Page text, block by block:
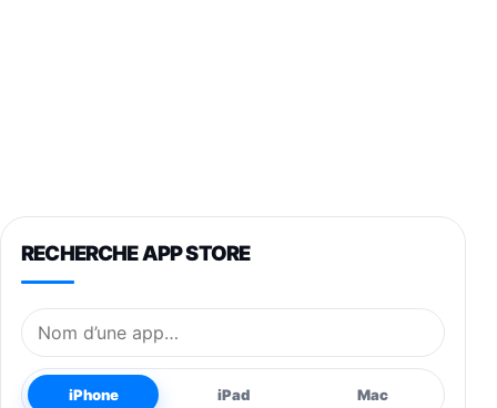
RECHERCHE APP STORE
Nom de l’application
iPhone iPad Mac